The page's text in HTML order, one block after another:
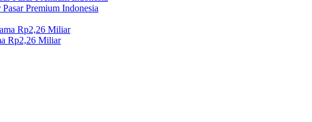
Premium Indonesia
Rp2,26 Miliar